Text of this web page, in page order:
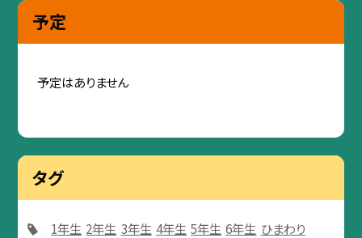
予定
予定はありません
タグ
1年生 2年生 3年生 4年生 5年生 6年生 ひまわり